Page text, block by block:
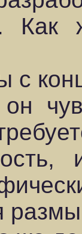
Как
с